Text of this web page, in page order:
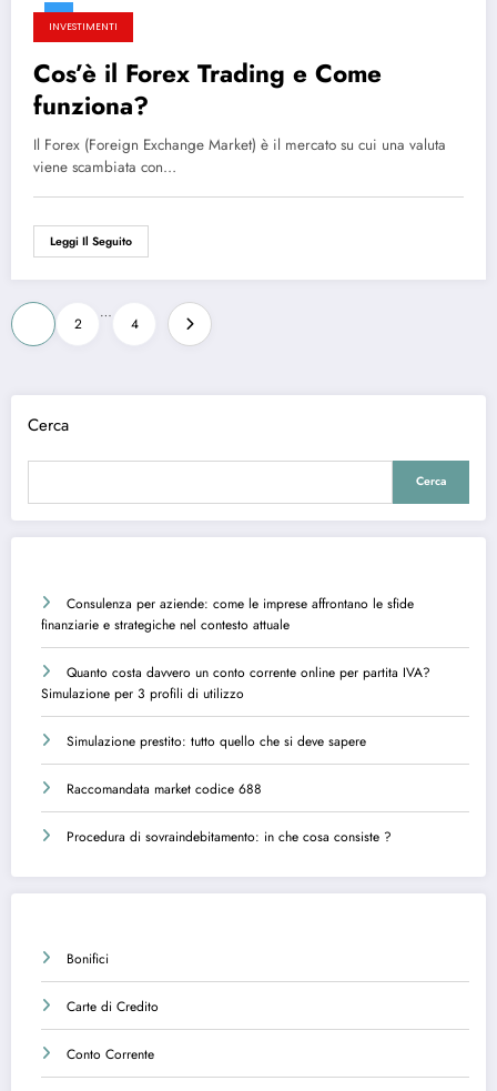
INVESTIMENTI
Cos’è il Forex Trading e Come
funziona?
Il Forex (Foreign Exchange Market) è il mercato su cui una valuta
viene scambiata con…
Leggi Il Seguito
Paginazione
degli
articoli
2
…
4
Cerca
Cerca
Consulenza per aziende: come le imprese affrontano le sfide
finanziarie e strategiche nel contesto attuale
Quanto costa davvero un conto corrente online per partita IVA?
Simulazione per 3 profili di utilizzo
Simulazione prestito: tutto quello che si deve sapere
Raccomandata market codice 688
Procedura di sovraindebitamento: in che cosa consiste ?
Bonifici
Carte di Credito
Conto Corrente